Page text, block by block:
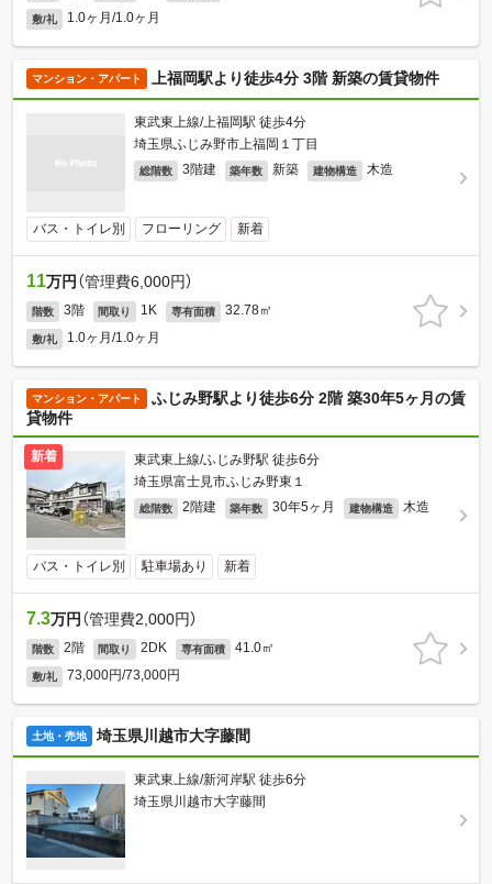
敷/礼 1.0ヶ月/1.0ヶ月
マンション・アパート 上福岡駅より徒歩4分 3階 新築の賃貸物件
東武東上線/上福岡駅 徒歩4分
埼玉県ふじみ野市上福岡１丁目
総階数 3階建 築年数 新築 建物構造 木造
バス・トイレ別 フローリング 新着
11万円 （管理費6,000円）
階数 3階 間取り 1K 専有面積 32.78㎡
敷/礼 1.0ヶ月/1.0ヶ月
マンション・アパート
ふじみ野駅より徒歩6分 2階 築30年5ヶ月の賃
貸物件
新着
東武東上線/ふじみ野駅 徒歩6分
埼玉県富士見市ふじみ野東１
総階数 2階建 築年数 30年5ヶ月 建物構造 木造
バス・トイレ別 駐車場あり 新着
7.3万円 （管理費2,000円）
階数 2階 間取り 2DK 専有面積 41.0㎡
敷/礼 73,000円/73,000円
土地・売地 埼玉県川越市大字藤間
東武東上線/新河岸駅 徒歩6分
埼玉県川越市大字藤間